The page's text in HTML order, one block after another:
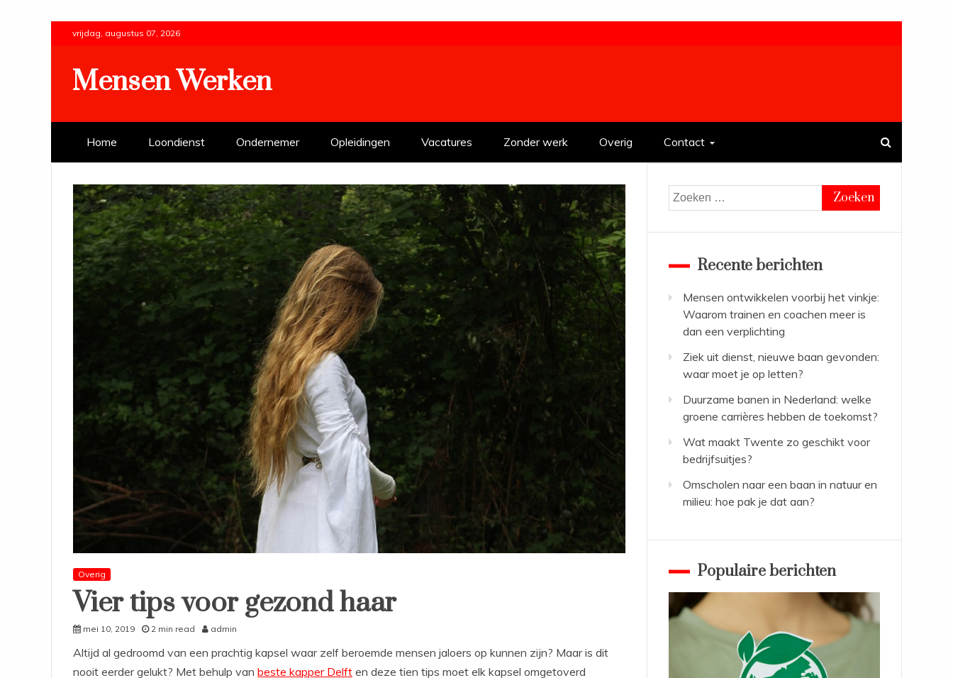
content
vrijdag, augustus 07, 2026
Mensen Werken
Home Loondienst Ondernemer Opleidingen Vacatures Zonder werk Overig Contact
Overig
Vier tips voor gezond haar
mei 10, 2019 2 min read admin
Altijd al gedroomd van een prachtig kapsel waar zelf beroemde mensen jaloers op kunnen zijn? Maar is dit
nooit eerder gelukt? Met behulp van beste kapper Delft en deze tien tips moet elk kapsel omgetoverd
Zoeken
naar:
Recente berichten
Mensen ontwikkelen voorbij het vinkje:
Waarom trainen en coachen meer is
dan een verplichting
Ziek uit dienst, nieuwe baan gevonden:
waar moet je op letten?
Duurzame banen in Nederland: welke
groene carrières hebben de toekomst?
Wat maakt Twente zo geschikt voor
bedrijfsuitjes?
Omscholen naar een baan in natuur en
milieu: hoe pak je dat aan?
Populaire berichten